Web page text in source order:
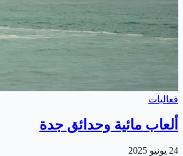
فعاليات
ألعاب مائية وحدائق جدة
24 يونيو 2025